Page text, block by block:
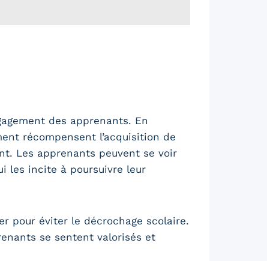
des apprenants. En
récompensent l’acquisition de
Les apprenants peuvent se voir
les incite à poursuivre leur
pour éviter le décrochage scolaire.
se sentent valorisés et